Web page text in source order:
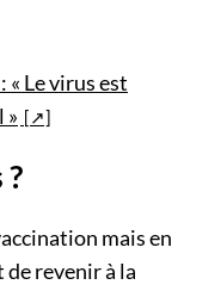
« Le virus est
»
mais en
de revenir à la